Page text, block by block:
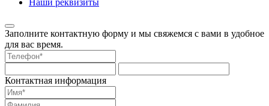
Наши реквизиты
Заполните контактную форму и мы свяжемся с вами в удобное
для вас время.
Контактная информация